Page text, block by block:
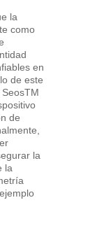
la
como
en
de este
de
la
la